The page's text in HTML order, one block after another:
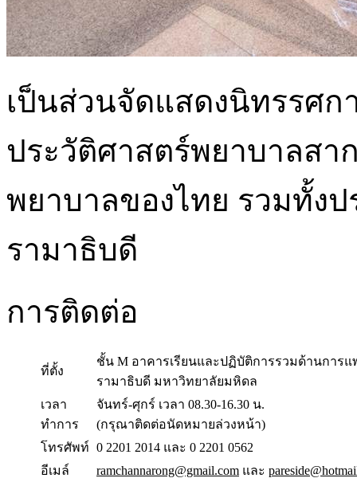
เป็นส่วนจัดแสดงนิทรรศก
ประวัติศาสตร์พยาบาลส
พยาบาลของไทย รวมทั้งป
รามาธิบดี
การติดต่อ
ที่ตั้ง
ชั้น M อาคารเรียนและปฏิบัติการรวมด้านการ
รามาธิบดี มหาวิทยาลัยมหิดล
เวลา
ทำการ
จันทร์-ศุกร์ เวลา 08.30-16.30 น.
(กรุณาติดต่อนัดหมายล่วงหน้า)
โทรศัพท์ 0 2201 2014 และ 0 2201 0562
อีเมล์
ramchannarong@gmail.com และ